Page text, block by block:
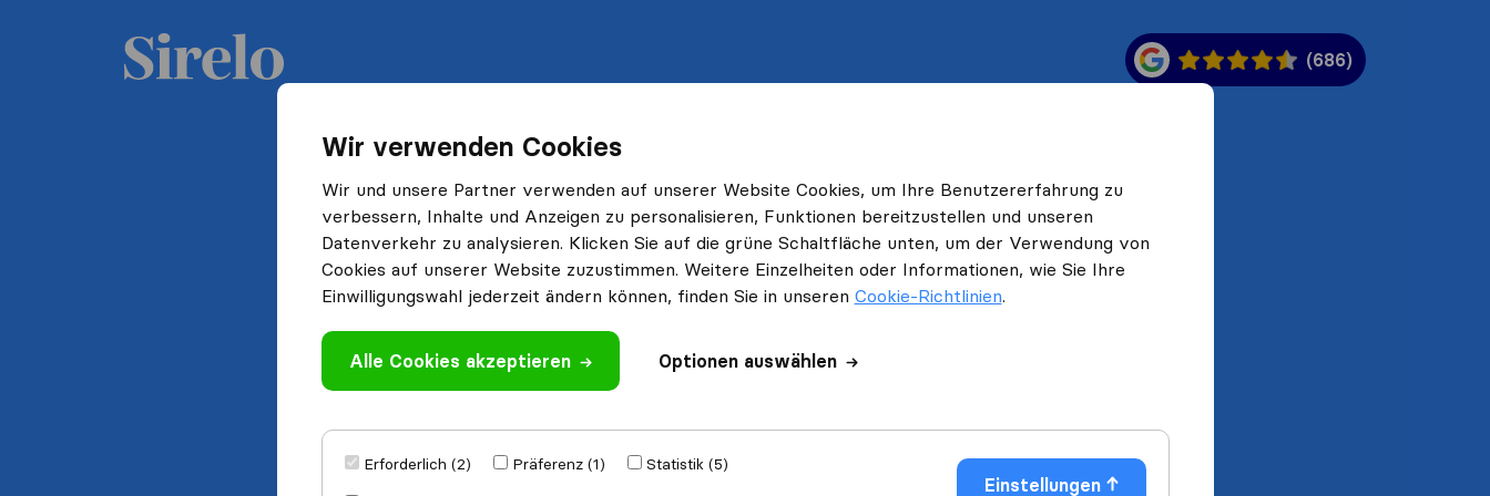
Wir verwenden Cookies
Wir und unsere Partner verwenden auf unserer Website Cookies, um Ihre Benutzererfahrung zu
verbessern, Inhalte und Anzeigen zu personalisieren, Funktionen bereitzustellen und unseren
Datenverkehr zu analysieren. Klicken Sie auf die grüne Schaltfläche unten, um der Verwendung von
Cookies auf unserer Website zuzustimmen. Weitere Einzelheiten oder Informationen, wie Sie Ihre
Einwilligungswahl jederzeit ändern können, finden Sie in unseren Cookie-Richtlinien.
Alle Cookies akzeptieren Optionen auswählen
Erforderlich (2) Präferenz (1)
Statistik (5)
Einstellungen
(686)